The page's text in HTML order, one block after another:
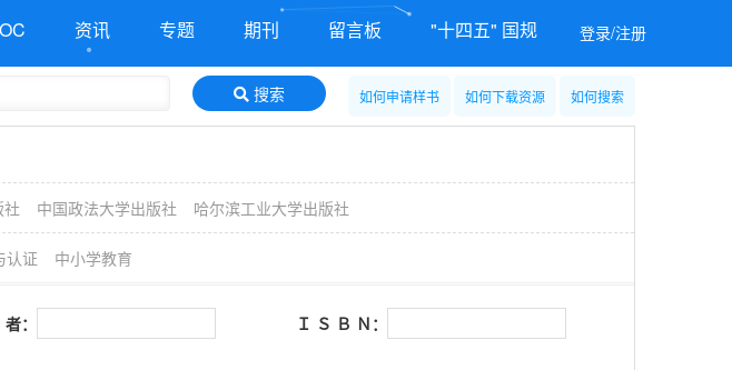
资讯 专题 期刊 留言板 "十四五" 国规 登录/注册
搜索 如何申请样书 如何下载资源 如何搜索
中国政法大学出版社 哈尔滨工业大学出版社
认证 中小学教育
Ｉ Ｓ Ｂ Ｎ：